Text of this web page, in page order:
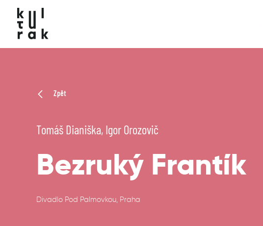
Zpět
Tomáš Dianiška, Igor Orozovič
Bezruký Frantík
Divadlo Pod Palmovkou, Praha